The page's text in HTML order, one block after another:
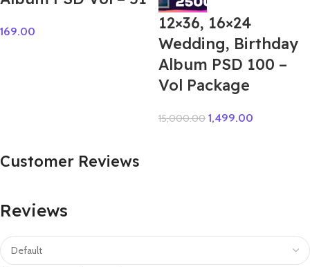
169.00
12×36, 16×24
Wedding, Birthday
Album PSD 100 –
Vol Package
15,000.00 1,499.00
Customer Reviews
Reviews